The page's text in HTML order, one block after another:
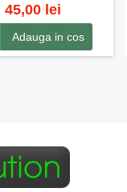
45,00 lei
Adauga in cos